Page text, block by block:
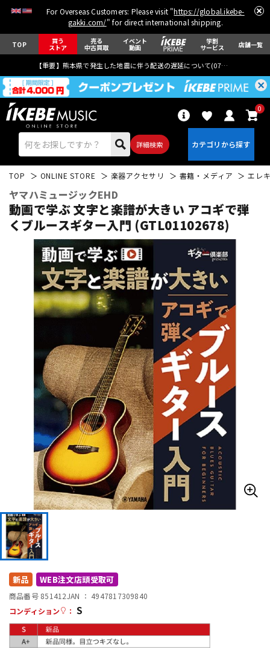
For Overseas Customers: Please visit "https://global.ikebe-
gakki.com/" for direct international shipping.
TOP 買う
ストア
売る
中古買取
イベント
動画
学割
サービス 店舗一覧
【重要】熊本県で発生した地震に伴う配送の遅延について(07月29日
詳細検索
0
エレキギター
ベース ウクレレ
パーカッション
キーボード 電子ピアノ
管楽器 その他楽器
アンプ エフェクター
DJ機器 DTM
配信/ライブ機器
中古 ヴィンテージ
TOP ONLINE STORE 楽器アクセサリ 書籍・メディア エレ
ヤマハミュージックEHD
動画で学ぶ 文字と楽譜が大きい アコギで弾
くブルースギター入門 (GTL01102678)
新品 WEB注文店頭受取可
商品番号 851412JAN ： 4947817309840
コンディション
： S